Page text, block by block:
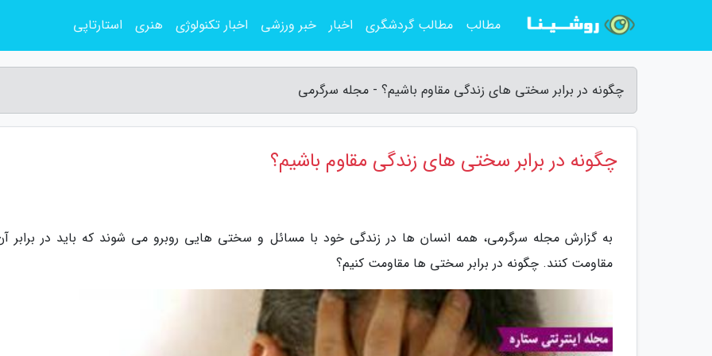
چگونه در برابر سختی های زندگی مقاوم باشیم؟ - مجله سرگرمی
چگونه در برابر سختی های زندگی مقاوم باشیم؟
به گزارش مجله سرگرمی، همه انسان ها در زندگی خود با مسائل و سختی هایی روبرو می شوند که باید در برابر
مقاومت کنند. چگونه در برابر سختی ها مقاومت کنیم؟
مطالب مطالب گردشگری اخبار خبر ورزشی اخبار تکنولوژی هنری استارتاپی